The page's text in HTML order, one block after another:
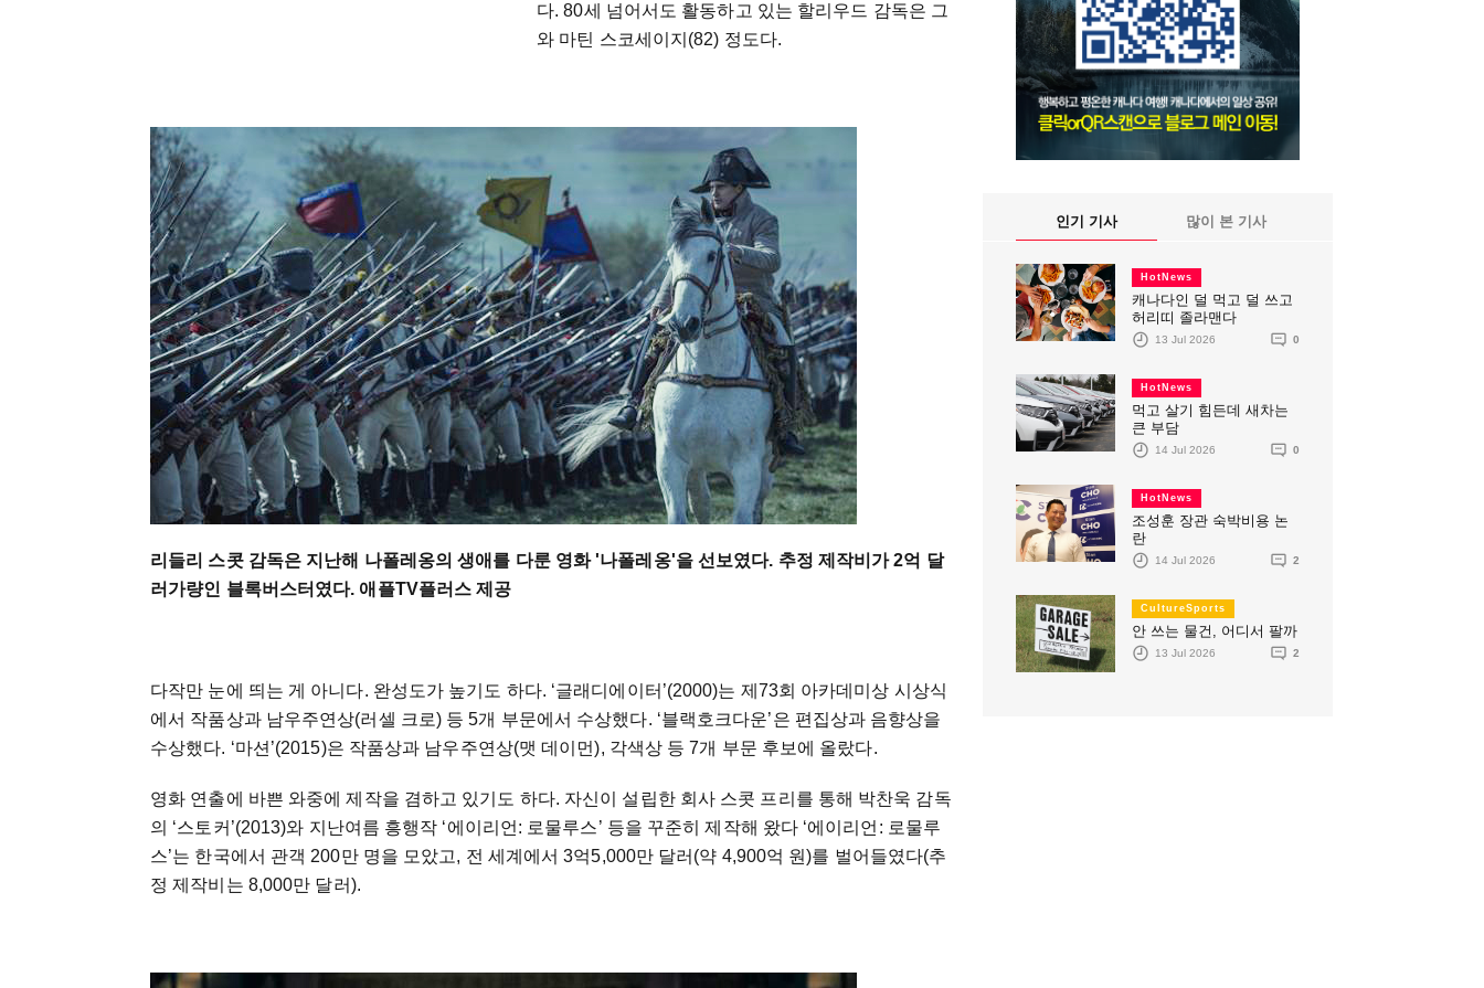
다. 80세 넘어서도 활동하고 있는 할리우드 감독은 그
와 마틴 스코세이지(82) 정도다.
리들리 스콧 감독은 지난해 나폴레옹의 생애를 다룬 영화 '나폴레옹'을 선보였다. 추정 제작비가 2억 달
러가량인 블록버스터였다. 애플TV플러스 제공
다작만 눈에 띄는 게 아니다. 완성도가 높기도 하다. ‘글래디에이터’(2000)는 제73회 아카데미상 시상식
에서 작품상과 남우주연상(러셀 크로) 등 5개 부문에서 수상했다. ‘블랙호크다운’은 편집상과 음향상을
수상했다. ‘마션’(2015)은 작품상과 남우주연상(맷 데이먼), 각색상 등 7개 부문 후보에 올랐다.
영화 연출에 바쁜 와중에 제작을 겸하고 있기도 하다. 자신이 설립한 회사 스콧 프리를 통해 박찬욱 감독
의 ‘스토커’(2013)와 지난여름 흥행작 ‘에이리언: 로물루스’ 등을 꾸준히 제작해 왔다 ‘에이리언: 로물루
스’는 한국에서 관객 200만 명을 모았고, 전 세계에서 3억5,000만 달러(약 4,900억 원)를 벌어들였다(추
정 제작비는 8,000만 달러).
인기 기사 많이 본 기사
HotNews
캐나다인 덜 먹고 덜 쓰고
허리띠 졸라맨다
13 Jul 2026 0
HotNews
먹고 살기 힘든데 새차는
큰 부담
14 Jul 2026 0
HotNews
조성훈 장관 숙박비용 논
란
14 Jul 2026 2
CultureSports
안 쓰는 물건, 어디서 팔까
13 Jul 2026 2